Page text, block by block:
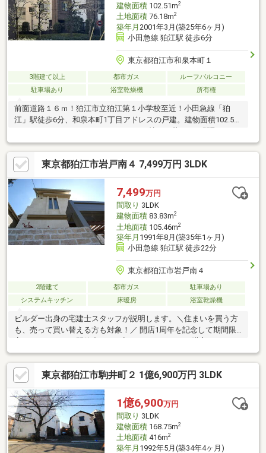
建物面積102.51m2
土地面積76.18m2
築年月 2001年3月(築25年6ヶ月)
小田急線 狛江駅 徒歩6分
東京都狛江市和泉本町１
3階建て以上 都市ガス
ルーフバルコニー
駐車場あり
浴室乾燥機 所有権
前面道路１６ｍ！狛江市立狛江第１小学校至近！小田急線「狛
江」駅徒歩6分、和泉本町1丁目アドレスの戸建。建物面積102.51
㎡の4LDKで、ファミリーでもゆとりを持って暮らせる間取りで
す。令和4年2月に浴室・洗面台交換、リビング床貼替、クロス交
換、外壁・屋根塗装等のリフォーム履歴があり、購入後の初期費
用を抑えやすい点も魅力です。前面道路は約16m、私道負担な
し。駅近でありながら開放感と将来の資産性を感じられる一邸で
102.51㎡（約31坪）・間取り ４LDK＋WIC・全居室2面採光以上
の3階建住宅・前面道路16m・エアコン3基有・空室のため、いつ
でも内覧可能
東京都狛江市岩戸南４ 7,499万円 3LDK
7,499万円
間取り 3LDK
建物面積83.83m2
土地面積105.46m2
築年月 1991年8月(築35年1ヶ月)
小田急線 狛江駅 徒歩22分
東京都狛江市岩戸南４
2階建て 都市ガス
駐車場あり
システムキッチン
床暖房 浴室乾燥機
ビルダー出身の宅建士スタッフが説明します。＼住まいを買う方
も、売って買い替える方も対象！／ 開店1周年を記念して期間限
ん、住み替えや売却のご相談も大歓迎。お客様一人ひとりに合わ
せた住まい探し・売却プランをご提案します。キャンペーンの詳
細や適用条件は物件概要欄をご覧ください。
東京都狛江市駒井町２ 1億6,900万円 3LDK
1億6,900万円
間取り 3LDK
建物面積168.75m2
土地面積416m2
築年月 1992年5月(築34年4ヶ月)